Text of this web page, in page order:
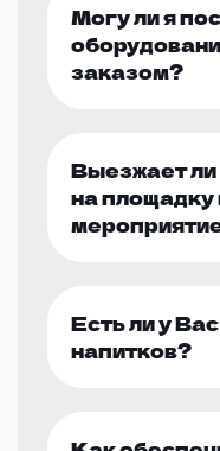
Могу ли я
заказом?
Выезжает
на
Есть ли у
напитков?